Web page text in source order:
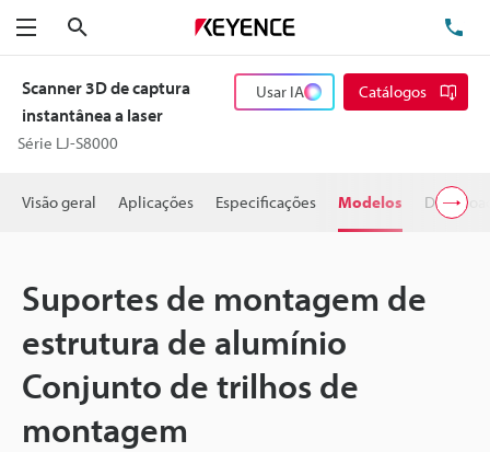
Menu
Scanner 3D de captura
instantânea a laser
Série LJ-S8000
Usar IA Catálogos
Visão geral Aplicações Especificações Modelos
Suportes de montagem de
estrutura de alumínio
Conjunto de trilhos de
montagem